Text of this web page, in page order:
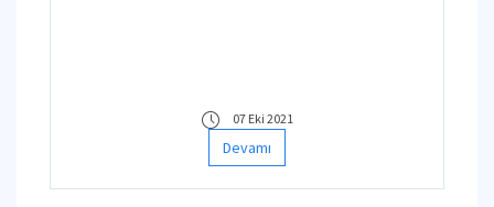
07 Eki 2021
Devamı